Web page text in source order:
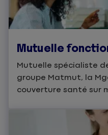
Mutuelle
Mutuelle spécialiste
groupe Matmut, la
couverture santé sur